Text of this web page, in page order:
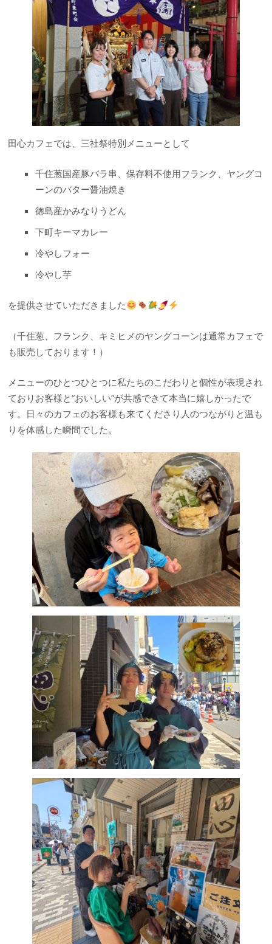
田心カフェでは、三社祭特別メニューとして
千住葱国産豚バラ串、保存料不使用フランク、ヤングコ
ーンのバター醤油焼き
徳島産かみなりうどん
下町キーマカレー
冷やしフォー
冷やし芋
を提供させていただきました
（千住葱、フランク、キミヒメのヤングコーンは通常カフェで
も販売しております！）
メニューのひとつひとつに私たちのこだわりと個性が表現され
ておりお客様と”おいしい”が共感できて本当に嬉しかったで
す。日々のカフェのお客様も来てくださり人のつながりと温も
りを体感した瞬間でした。